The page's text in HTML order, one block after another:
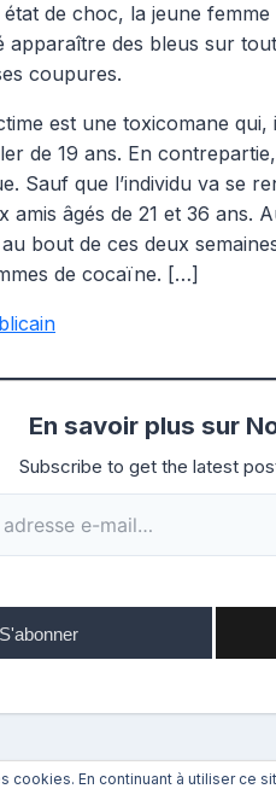
de choc, la jeune femme
apparaître des bleus sur
coupures.
est une toxicomane
de 19 ans. En
Sauf que l’individu va se
amis âgés de 21 et 36 ans.
bout de ces deux
de cocaïne. […]
En savoir plus sur
Subscribe to get the latest
S'abonner
En continuant à utiliser ce